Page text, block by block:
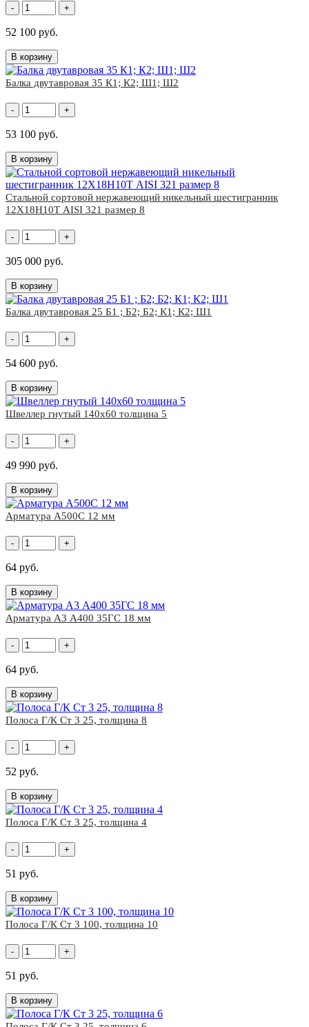
- +
52 100 руб.
В корзину
Балка двутавровая 35 К1; К2; Ш1; Ш2
- +
53 100 руб.
В корзину
Стальной сортовой нержавеющий никельный шестигранник
12Х18Н10Т AISI 321 размер 8
- +
305 000 руб.
В корзину
Балка двутавровая 25 Б1 ; Б2; Б2; К1; К2; Ш1
- +
54 600 руб.
В корзину
Швеллер гнутый 140x60 толщина 5
- +
49 990 руб.
В корзину
Арматура А500С 12 мм
- +
64 руб.
В корзину
Арматура А3 А400 35ГС 18 мм
- +
64 руб.
В корзину
Полоса Г/К Ст 3 25, толщина 8
- +
52 руб.
В корзину
Полоса Г/К Ст 3 25, толщина 4
- +
51 руб.
В корзину
Полоса Г/К Ст 3 100, толщина 10
- +
51 руб.
В корзину